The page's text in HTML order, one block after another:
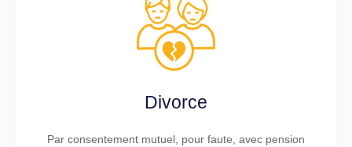
Divorce
Par consentement mutuel, pour faute, avec pension